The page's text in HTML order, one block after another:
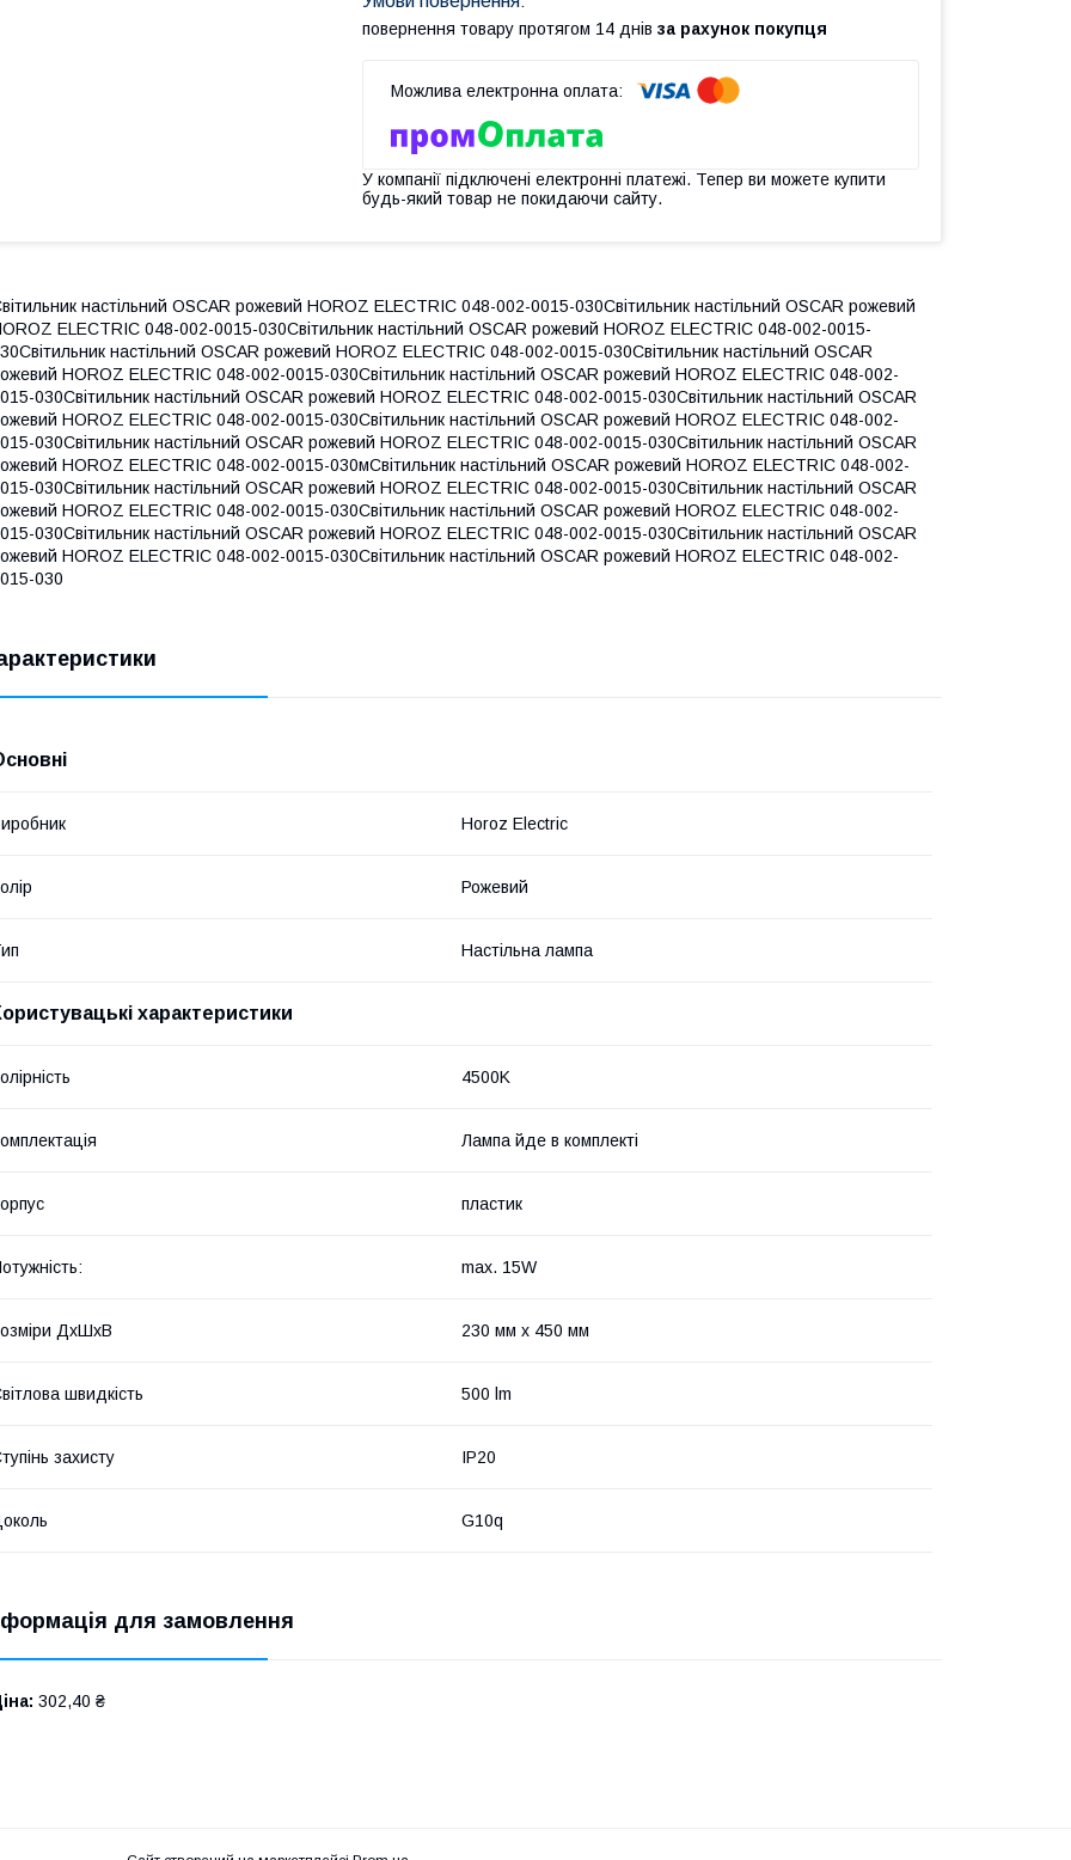
повернення товару протягом 14 днів за рахунок покупця
У компанії підключені електронні платежі. Тепер ви можете купити
будь-який товар не покидаючи сайту.
настільний OSCAR рожевий HOROZ ELECTRIC 048-002-0015-030Світильник настільний OSCAR рожевий
ELECTRIC 048-002-0015-030Світильник настільний OSCAR рожевий HOROZ ELECTRIC 048-002-0015-
настільний OSCAR рожевий HOROZ ELECTRIC 048-002-0015-030Світильник настільний OSCAR
HOROZ ELECTRIC 048-002-0015-030Світильник настільний OSCAR рожевий HOROZ ELECTRIC 048-002-
030Світильник настільний OSCAR рожевий HOROZ ELECTRIC 048-002-0015-030Світильник настільний OSCAR
HOROZ ELECTRIC 048-002-0015-030Світильник настільний OSCAR рожевий HOROZ ELECTRIC 048-002-
030Світильник настільний OSCAR рожевий HOROZ ELECTRIC 048-002-0015-030Світильник настільний OSCAR
HOROZ ELECTRIC 048-002-0015-030мСвітильник настільний OSCAR рожевий HOROZ ELECTRIC 048-002-
030Світильник настільний OSCAR рожевий HOROZ ELECTRIC 048-002-0015-030Світильник настільний OSCAR
HOROZ ELECTRIC 048-002-0015-030Світильник настільний OSCAR рожевий HOROZ ELECTRIC 048-002-
030Світильник настільний OSCAR рожевий HOROZ ELECTRIC 048-002-0015-030Світильник настільний OSCAR
HOROZ ELECTRIC 048-002-0015-030Світильник настільний OSCAR рожевий HOROZ ELECTRIC 048-002-
030
Horoz Electric
Рожевий
Настільна лампа
характеристики
4500K
Лампа йде в комплекті
пластик
max. 15W
ДхШхВ 230 мм х 450 мм
швидкість 500 lm
захисту IP20
G10q
для замовлення
302,40 ₴